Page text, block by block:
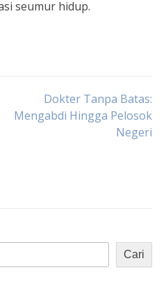
seumur hidup.
Dokter Tanpa Batas:
Mengabdi Hingga Pelosok
Negeri
Cari